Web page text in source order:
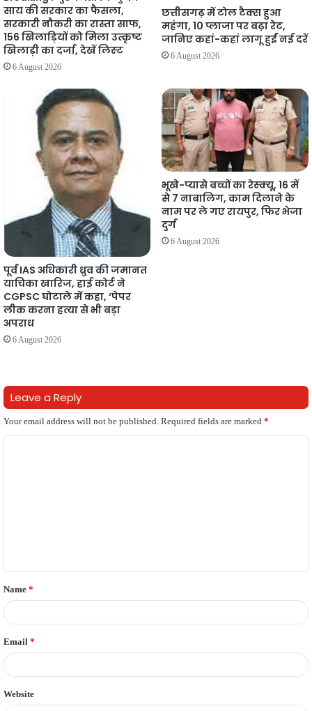
साय की सरकार का फैसला,
सरकारी नौकरी का रास्ता साफ,
156 खिलाड़ियों को मिला उत्कृष्ट
खिलाड़ी का दर्जा, देखें लिस्‍ट
6 August 2026
छत्तीसगढ़ में टोल टैक्स हुआ
महंगा, 10 प्लाजा पर बढ़ा रेट,
जानिए कहां-कहां लागू हुईं नई दरें
6 August 2026
पूर्व IAS अधिकारी ध्रुव की जमानत
याचिका खारिज, हाई कोर्ट ने
CGPSC घोटाले में कहा, ‘पेपर
लीक करना हत्या से भी बड़ा
अपराध
6 August 2026
भूखे-प्यासे बच्चों का रेस्क्यू, 16 में
से 7 नाबालिग, काम दिलाने के
नाम पर ले गए रायपुर, फिर भेजा
दुर्ग
6 August 2026
Leave a Reply
Your email address will not be published. Required fields are marked *
t
*
Name *
Email *
Website